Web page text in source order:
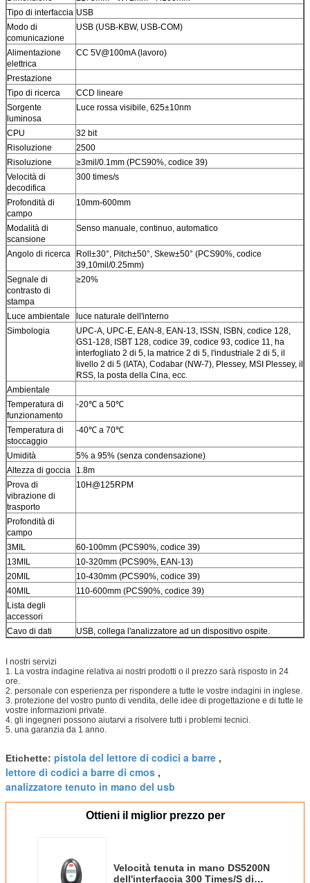
Tipo di interfaccia USB
Modo di
comunicazione
USB (USB-KBW, USB-COM)
Alimentazione
elettrica
CC 5V@100mA (lavoro)
Prestazione
Tipo di ricerca
CCD lineare
Sorgente
luminosa
Luce rossa visibile, 625±10nm
CPU
32 bit
Risoluzione
2500
Risoluzione
≥3mil/0.1mm (PCS90%, codice 39)
Velocità di
decodifica
300 times/s
Profondità di
campo
10mm-600mm
Modalità di
scansione
Senso manuale, continuo, automatico
Angolo di ricerca
Roll±30°, Pitch±50°, Skew±50° (PCS90%, codice
39,10mil/0.25mm)
Segnale di
contrasto di
stampa
≥20%
Luce ambientale
luce naturale dell'interno
Simbologia
UPC-A, UPC-E, EAN-8, EAN-13, ISSN, ISBN, codice 128,
GS1-128, ISBT 128, codice 39, codice 93, codice 11, ha
interfogliato 2 di 5, la matrice 2 di 5, l'industriale 2 di 5, il
livello 2 di 5 (IATA), Codabar (NW-7), Plessey, MSI Plessey, il
RSS, la posta della Cina, ecc.
Ambientale
Temperatura di
funzionamento
-20℃ a 50℃
Temperatura di
stoccaggio
-40℃ a 70℃
Umidità
5% a 95% (senza condensazione)
Altezza di goccia
1.8m
Prova di
vibrazione di
trasporto
10H@125RPM
Profondità di
campo
3MIL
60-100mm (PCS90%, codice 39)
13MIL
10-320mm (PCS90%, EAN-13)
20MIL
10-430mm (PCS90%, codice 39)
40MIL
110-600mm (PCS90%, codice 39)
Lista degli
accessori
Cavo di dati
USB, collega l'analizzatore ad un dispositivo ospite.
I nostri servizi
1. La vostra indagine relativa ai nostri prodotti o il prezzo sarà risposto in 24
ore.
2. personale con esperienza per rispondere a tutte le vostre indagini in inglese.
3. protezione del vostro punto di vendita, delle idee di progettazione e di tutte le
vostre informazioni private.
4. gli ingegneri possono aiutarvi a risolvere tutti i problemi tecnici.
5. una garanzia da 1 anno.
Etichette: pistola del lettore di codici a barre ,
lettore di codici a barre di cmos ,
analizzatore tenuto in mano del usb
Ottieni il miglior prezzo per
Velocità tenuta in mano DS5200N
dell'interfaccia 300 Times/S di